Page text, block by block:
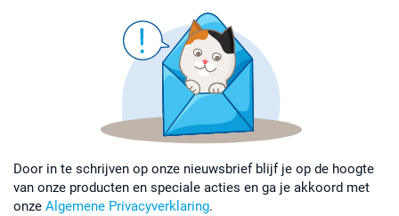
Door in te schrijven op onze nieuwsbrief blijf je op de hoogte
van onze producten en speciale acties en ga je akkoord met
onze Algemene Privacyverklaring.